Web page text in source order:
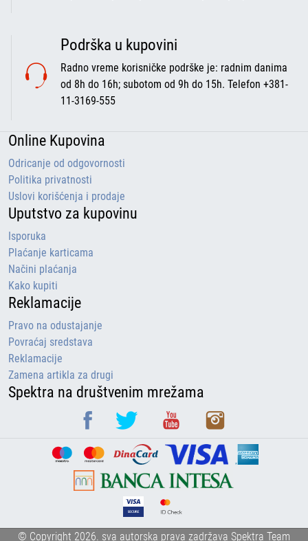
Podrška u kupovini
Radno vreme korisničke podrške je: radnim danima
od 8h do 16h; subotom od 9h do 15h. Telefon +381-
11-3169-555
Online Kupovina
Odricanje od odgovornosti
Politika privatnosti
Uslovi korišćenja i prodaje
Uputstvo za kupovinu
Isporuka
Plaćanje karticama
Načini plaćanja
Kako kupiti
Reklamacije
Pravo na odustajanje
Povraćaj sredstava
Reklamacije
Zamena artikla za drugi
Spektra na društvenim mrežama
© Copyright 2026. sva autorska prava zadržava Spektra Team